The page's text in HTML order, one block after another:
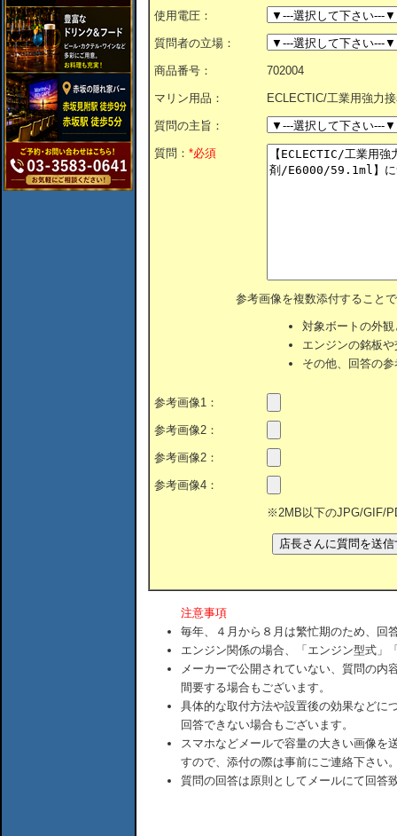
使用電圧：
質問者の立場：
商品番号： 702004
マリン用品： ECLECTIC/工業用強力
質問の主旨：
質問： *必須
参考画像を複数添付すること
対象ボートの外
エンジンの銘板
その他、回答の
参考画像1：
参考画像2：
参考画像2：
参考画像4：
※2MB以下のJPG/GIF/
注意事項
毎年、４月から８月は繁忙期のため、回
エンジン関係の場合、「エンジン型式」
メーカーで公開されていない、質問の内
間要する場合もございます。
具体的な取付方法や設置後の効果などに
回答できない場合もございます。
スマホなどメールで容量の大きい画像を
すので、添付の際は事前にご連絡下さい
質問の回答は原則としてメールにて回答